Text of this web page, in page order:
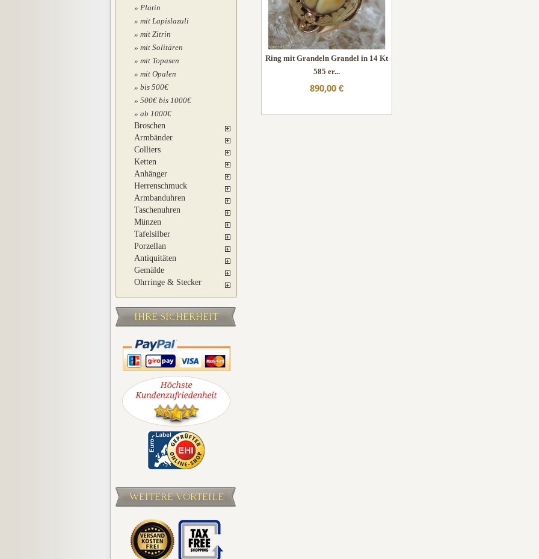
Platin
mit Lapislazuli
mit Zitrin
mit Solitären
mit Topasen
mit Opalen
bis 500€
500€ bis 1000€
ab 1000€
Broschen
Armbänder
Colliers
Ketten
Anhänger
Herrenschmuck
Armbanduhren
Taschenuhren
Münzen
Tafelsilber
Porzellan
Antiquitäten
Gemälde
Ohrringe & Stecker
IHRE SICHERHEIT
WEITERE VORTEILE
Ring mit Grandeln Grandel in 14 Kt
585 er...
890,00 €